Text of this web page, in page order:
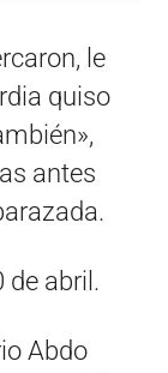
le
quiso
antes
de abril.
Abdo